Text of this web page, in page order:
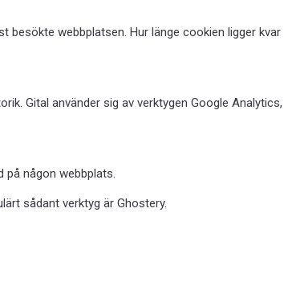
besökte webbplatsen. Hur länge cookien ligger kvar
Gital använder sig av verktygen Google Analytics,
på någon webbplats.
sådant verktyg är Ghostery.